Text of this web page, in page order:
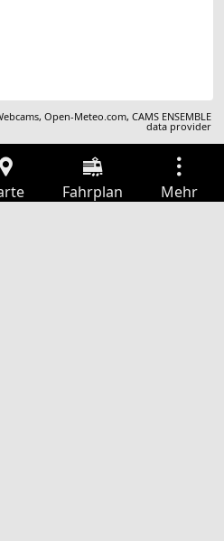
,Open-Meteo.com,CAMS ENSEMBLE
data provider
Fahrplan Mehr